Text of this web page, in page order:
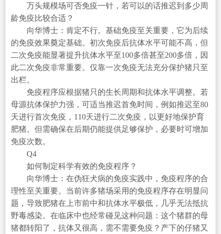
万头规模场可否免疫一针，若可以的话推迟到多少周
龄免疫比较合适？
向华博士：肯定不行。基础免疫至关重要，它为后续
的免疫效果奠定基础。初次免疫后抗体水平可能不高，但
二次免疫能显著提升抗体水平至100多倍甚至200多倍，因
此二次免疫非常重要。仅靠一次免疫无法充分保护猪只至
出栏。
免疫程序应根据猪只的生长周期和抗体水平调整。若
母源抗体保护力强，可适当推迟首免时间，例如推迟至80
天进行首次免疫，110天进行二次免疫，以更好地保护育
肥猪。但需确保在后期仍能提供足够保护，必要时可增加
免疫次数。
Q4
如何制定科学有效的免疫程序？
向华博士：在伪狂犬病的免疫实践中，免疫程序的合
理性至关重要。当前许多猪场采用的免疫程序存在明显问
题，导致肥猪在上市前中和抗体水平极低，几乎无法抵抗
野毒感染。在临床中也经常碰见这种问题：这个猪群的母
猪都转阳了，抗体又很高，需不需要免疫？产下的仔猪又